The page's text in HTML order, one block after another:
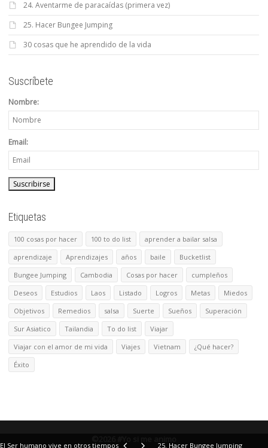
El Ser humano vive en otros tiempos 25. Hacer Bungee Jumping
24. Aventarme de paracaídas (primera vez)
25. Hacer Bungee Jumping
30 cosas que he aprendido de la vida
Suscríbete
Nombre:
Email:
Etiquetas
100 cosas por hacer 100 to do list
aprender a bailar salsa
aprendizaje
Aprendizajes años baile
Bucketlist
Bungee Jumping
Cambodia Cosas por hacer
cumpleños
Deseos
Estudios Laos Listado Logros Metas
Miedos
Objetivos
Remedios salsa Suerte Sueños
Superación
Sur Asiatico
Tailandia To do list
Viajar
Viajar con el amor de mi vida
Viajes Vietnam
¿Qué hacer?
Éxito